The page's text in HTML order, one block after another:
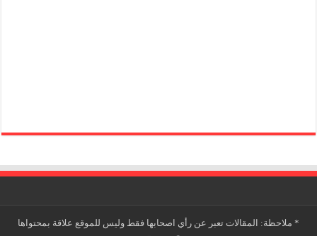
* ملاحظة: المقالات تعبر عن رأي اصحابها فقط وليس للموقع علاقة بمحتواها